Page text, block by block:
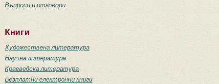
Въпроси и отговори
Книги
Художествена литература
Научна литература
Краеведска литература
Безплатни електронни книги